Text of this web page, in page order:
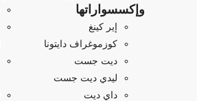
وإكسسواراتها
إير كينغ
كوزموغراف دايتونا
ديت جست
ليدي ديت جست
داي ديت